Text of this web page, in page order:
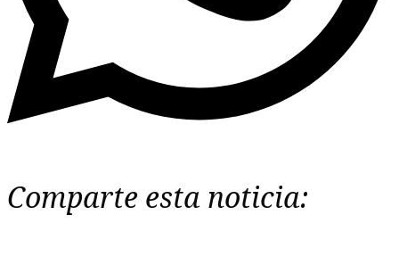
Comparte esta noticia: